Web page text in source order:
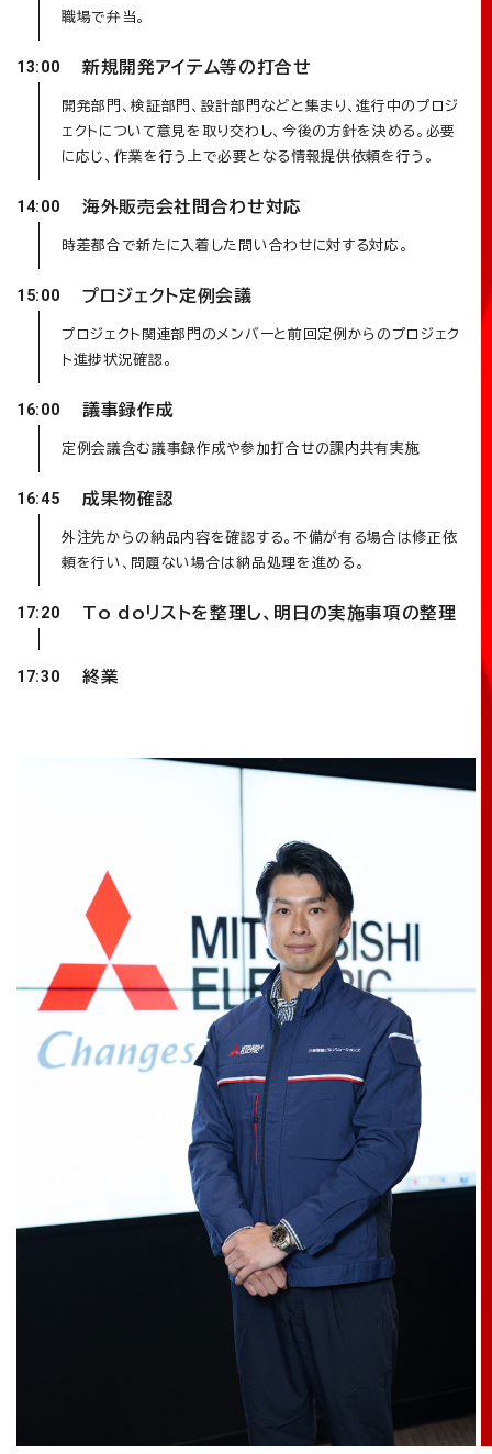
職場で弁当。
13:00 新規開発アイテム等の打合せ
開発部門、検証部門、設計部門などと集まり、進行中のプロジ
ェクトについて意見を取り交わし、今後の方針を決める。必要
に応じ、作業を行う上で必要となる情報提供依頼を行う。
14:00 海外販売会社問合わせ対応
時差都合で新たに入着した問い合わせに対する対応。
15:00 プロジェクト定例会議
プロジェクト関連部門のメンバーと前回定例からのプロジェク
ト進捗状況確認。
16:00 議事録作成
定例会議含む議事録作成や参加打合せの課内共有実施
16:45 成果物確認
外注先からの納品内容を確認する。不備が有る場合は修正依
頼を行い、問題ない場合は納品処理を進める。
17:20 To doリストを整理し、明日の実施事項の整理
17:30 終業